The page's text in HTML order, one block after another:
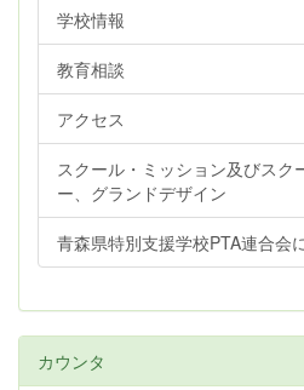
学校情報
教育相談
アクセス
スクール・ミッション及びスク
ー、グランドデザイン
青森県特別支援学校PTA連合会
カウンタ